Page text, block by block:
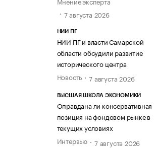
7 августа 2026
НИИ ПГ
НИИ ПГ и власти Самарской
области обсудили развитие
исторического центра
Новость
7 августа 2026
ВЫСШАЯ ШКОЛА ЭКОНОМИКИ
Оправдана ли консервативная
позиция на фондовом рынке в
текущих условиях
Интервью
7 августа 2026